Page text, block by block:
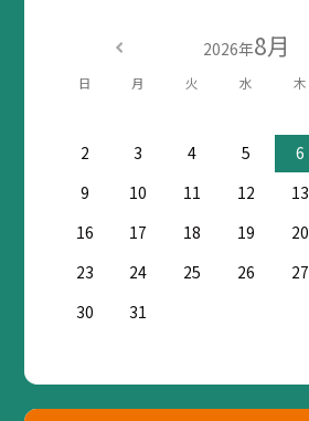
2026年8月
日 月 火 水 木
2
3 4 5 6
9
10 11 12 13
16
17 18 19 20
23
24 25 26 27
30
31